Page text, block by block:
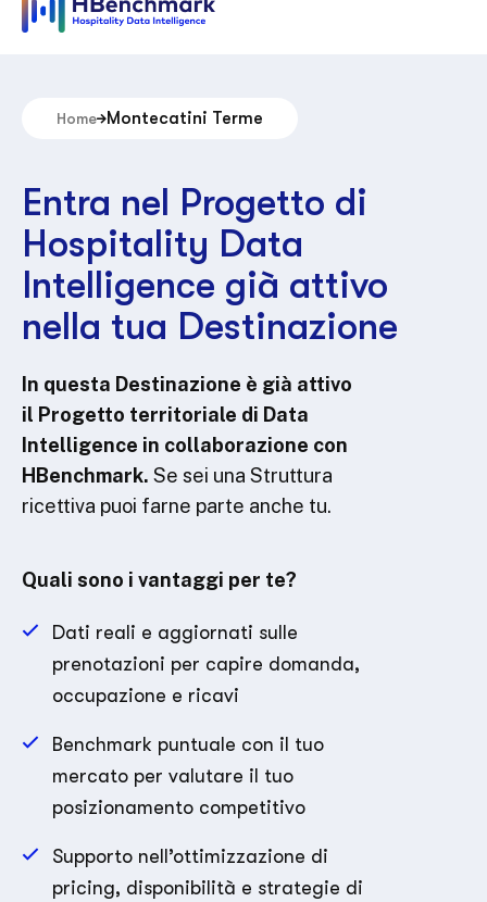
Home Montecatini Terme
Entra nel Progetto di
Hospitality Data
Intelligence già attivo
nella tua Destinazione
In questa Destinazione è già attivo
il Progetto territoriale di Data
Intelligence in collaborazione con
HBenchmark. Se sei una Struttura
ricettiva puoi farne parte anche tu.
Quali sono i vantaggi per te?
Dati reali e aggiornati sulle
prenotazioni per capire domanda,
occupazione e ricavi
Benchmark puntuale con il tuo
mercato per valutare il tuo
posizionamento competitivo
Supporto nell’ottimizzazione di
pricing, disponibilità e strategie di